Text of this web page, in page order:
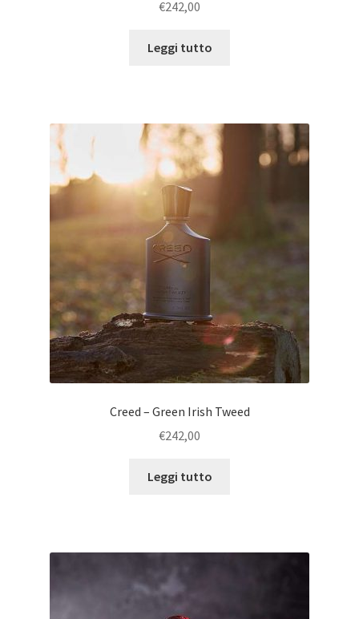
€242,00
Leggi tutto
Creed – Green Irish Tweed
€242,00
Leggi tutto